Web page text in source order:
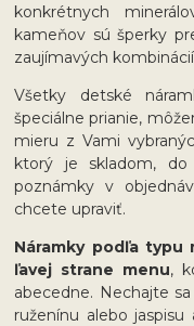
konkrétnych
kameňov sú šperky
zaujímavých
Všetky detské
špeciálne prianie,
mieru z Vami
ktorý je skladom, do
poznámky v
chcete upraviť.
Náramky podľa typu
ľavej strane menu,
abecedne. Nechajte
ruženínu alebo